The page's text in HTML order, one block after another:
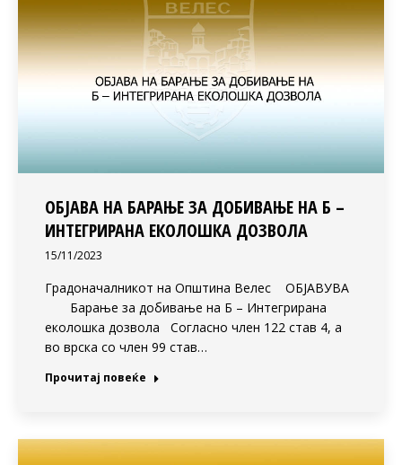
ОБЈАВА НА БАРАЊЕ ЗА ДОБИВАЊЕ НА Б –
ИНТЕГРИРАНА ЕКОЛОШКА ДОЗВОЛА
15/11/2023
Градоначалникот на Општина Велес ОБЈАВУВА
Барање за добивање на Б – Интегрирана
еколошка дозвола Согласно член 122 став 4, а
во врска со член 99 став…
Прочитај повеќе